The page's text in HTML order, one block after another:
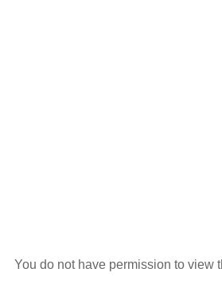
You do not have permission to view